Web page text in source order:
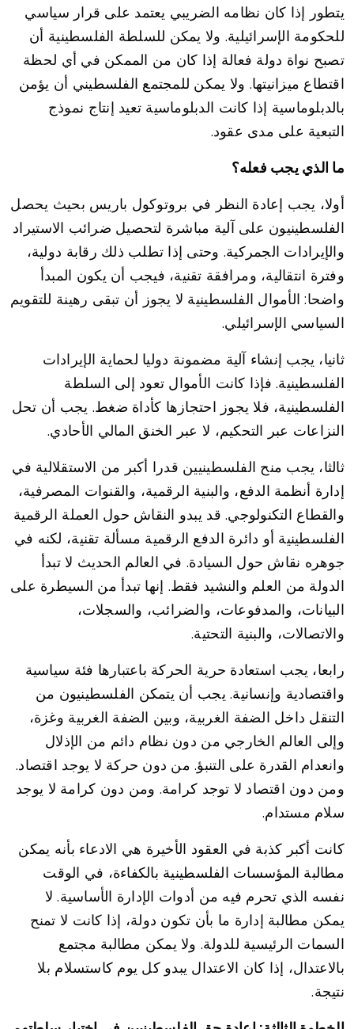
يتطور إذا كان نظامه الضريبي يعتمد على قرار سياسي
للحكومة الإسرائيلية. ولا يمكن للسلطة الفلسطينية أن
تصبح نواة دولة فعالة إذا كان من الممكن في أي لحظة
اقتطاع ميزانيتها. ولا يمكن للمجتمع الفلسطيني أن يؤمن
بالدبلوماسية إذا كانت الدبلوماسية تعيد إنتاج نموذج
التبعية على مدى عقود.
ما الذي يجب فعله؟
أولا، يجب إعادة النظر في بروتوكول باريس بحيث يحصل
الفلسطينيون على آلية مباشرة لتحصيل ضرائب الاستيراد
والإيرادات الجمركية. وحتى إذا تطلب ذلك رقابة دولية،
وفترة انتقالية، ومرافقة تقنية، فيجب أن يكون المبدأ
واضحا: الأموال الفلسطينية لا يجوز أن تبقى رهينة للتقويم
السياسي الإسرائيلي.
ثانيا، يجب إنشاء آلية مضمونة دوليا لحماية الإيرادات
الفلسطينية. فإذا كانت الأموال تعود إلى السلطة
الفلسطينية، فلا يجوز احتجازها كأداة ضغط. يجب أن تحل
النزاعات عبر التحكيم، لا عبر الخنق المالي الأحادي.
ثالثا، يجب منح الفلسطينيين قدرا أكبر من الاستقلالية في
إدارة أنظمة الدفع، والبنية الرقمية، والقنوات المصرفية،
والقطاع التكنولوجي. قد يبدو النقاش حول العملة الرقمية
الفلسطينية أو دائرة الدفع الرقمية مسألة تقنية، لكنه في
جوهره نقاش حول السيادة. في العالم الحديث لا تبدأ
الدولة من العلم والنشيد فقط. إنها تبدأ من السيطرة على
البيانات، والمدفوعات، والضرائب، والسجلات،
والاتصالات، والبنية التحتية.
رابعا، يجب استعادة حرية الحركة باعتبارها فئة سياسية
واقتصادية وإنسانية. يجب أن يتمكن الفلسطينيون من
التنقل داخل الضفة الغربية، وبين الضفة الغربية وغزة،
وإلى العالم الخارجي من دون نظام دائم من الإذلال
وانعدام القدرة على التنبؤ. من دون حركة لا يوجد اقتصاد.
ومن دون اقتصاد لا توجد كرامة. ومن دون كرامة لا يوجد
سلام مستدام.
كانت أكبر كذبة في العقود الأخيرة هي الادعاء بأنه يمكن
مطالبة المؤسسات الفلسطينية بالكفاءة، في الوقت
نفسه الذي تحرم فيه من أدوات الإدارة الأساسية. لا
يمكن مطالبة إدارة ما بأن تكون دولة، إذا كانت لا تمنح
السمات الرئيسية للدولة. ولا يمكن مطالبة مجتمع
بالاعتدال، إذا كان الاعتدال يبدو كل يوم كاستسلام بلا
نتيجة.